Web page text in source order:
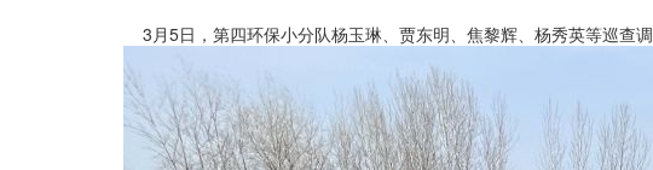
3月5日，第四环保小分队杨玉琳、贾东明、焦黎辉、杨秀英等巡查调